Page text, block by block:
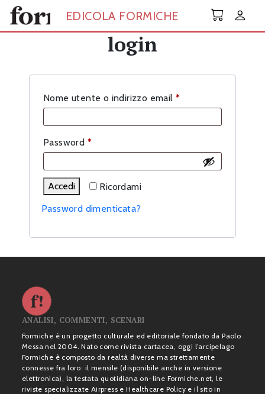
Skip to main content
EDICOLA FORMICHE
login
Nome utente o indirizzo email *Richiesto
Password *Richiesto
Ricordami
Accedi
Password dimenticata?
ANALISI, COMMENTI, SCENARI
Formiche è un progetto culturale ed editoriale fondato da Paolo
Messa nel 2004. Nato come rivista cartacea, oggi l’arcipelago
Formiche è composto da realtà diverse ma strettamente
connesse fra loro: il mensile (disponibile anche in versione
elettronica), la testata quotidiana on-line Formiche.net, le
riviste specializzate Airpress e Healthcare Policy e il sito in